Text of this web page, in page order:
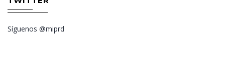
Síguenos @miprd